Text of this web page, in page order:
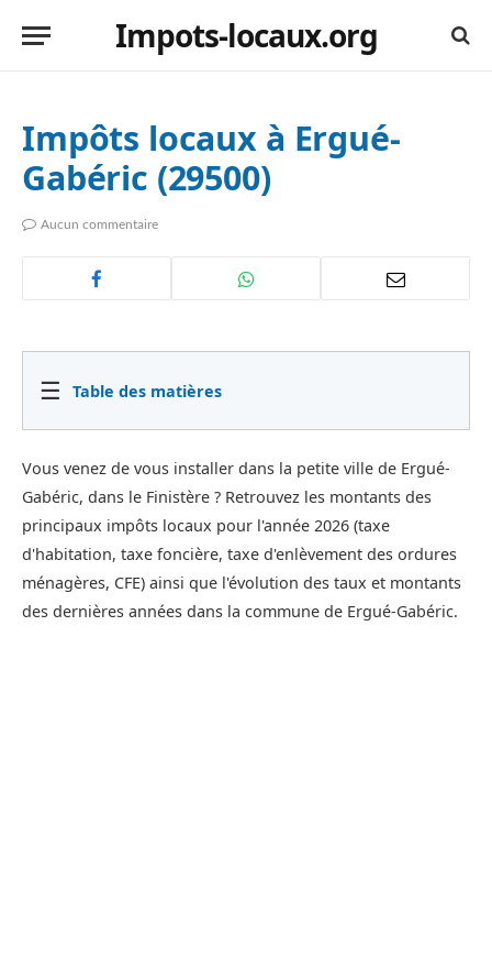
Impots-locaux.org
Impôts locaux à Ergué-
Gabéric (29500)
Aucun commentaire
☰ Table des matières
Vous venez de vous installer dans la petite ville de Ergué-
Gabéric, dans le Finistère ? Retrouvez les montants des
principaux impôts locaux pour l'année 2026 (taxe
d'habitation, taxe foncière, taxe d'enlèvement des ordures
ménagères, CFE) ainsi que l'évolution des taux et montants
des dernières années dans la commune de Ergué-Gabéric.